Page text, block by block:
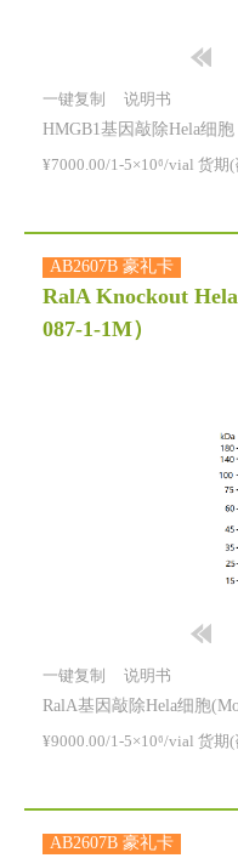
一键复制 说明书
HMGB1基因敲除Hela细胞
¥7000.00/1-5×10⁶/vial 货期(
AB2607B 豪礼卡
RalA Knockout
087-1-1M）
一键复制 说明书
RalA基因敲除Hela细胞
¥9000.00/1-5×10⁶/vial 货期(
AB2607B 豪礼卡